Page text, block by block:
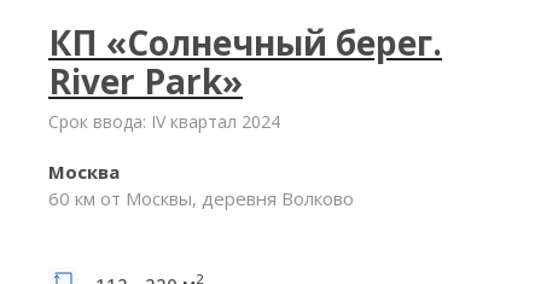
КП «Солнечный берег.
River Park»
Срок ввода: IV квартал 2024
Москва
60 км от Москвы, деревня Волково
2